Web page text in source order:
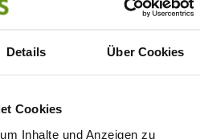
Details Über Cookies
Cookies
Inhalte und Anzeigen zu
die Edeldistel mit einem
gilt bei Schnittblumen: Je
auch der Anschnitt sein. So
Menge an Wasser
Zierkohl jeden zweiten Tag neu
verfärben, entfernen Sie
die wunderschöne Blüte des